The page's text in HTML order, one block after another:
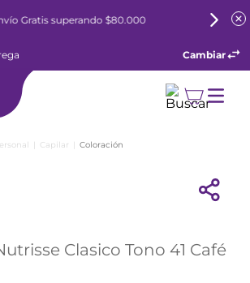
6 cuotas sin interés todos los días
Cambiar
Capilar Coloración
Clasico Tono 41 Café